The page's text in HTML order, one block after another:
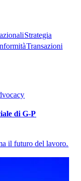
Strategia
Transazioni
di G-P​​
il futuro del lavoro.​​